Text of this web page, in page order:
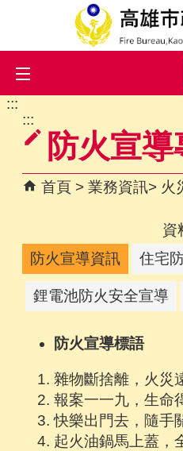
跳到主要內容區塊
:::
:::
防火宣
首頁 業務資訊 火
防火宣導資訊
住宅
鋰電池防火安全宣導
防火宣導標語
雜物斷捨離，火災
報案一一九，生命
快樂出門去，隨手
起火油鍋馬上蓋，